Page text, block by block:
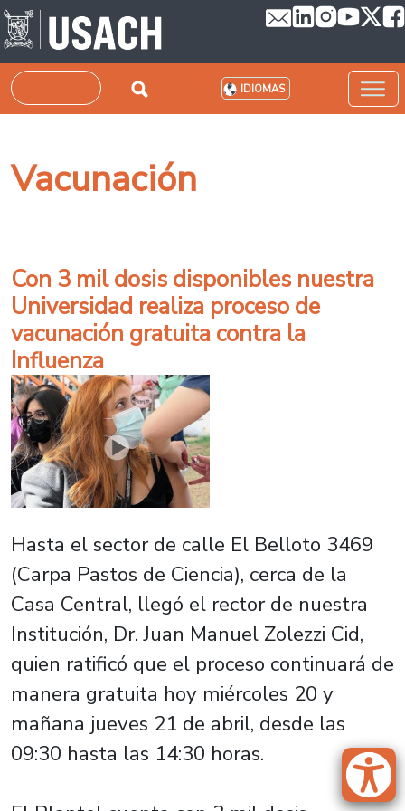
Pasar al contenido principal
Buscar IDIOMAS
Vacunación
Con 3 mil dosis disponibles nuestra
Universidad realiza proceso de
vacunación gratuita contra la
Influenza
Hasta el sector de calle El Belloto 3469
(Carpa Pastos de Ciencia), cerca de la
Casa Central, llegó el rector de nuestra
Institución, Dr. Juan Manuel Zolezzi Cid,
quien ratificó que el proceso continuará de
manera gratuita hoy miércoles 20 y
mañana jueves 21 de abril, desde las
09:30 hasta las 14:30 horas.